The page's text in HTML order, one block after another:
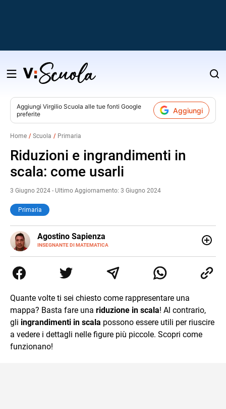
Salta
contenuto
Aggiungi Virgilio Scuola alle tue fonti Google
preferite
Aggiungi
Home Scuola Primaria
Riduzioni e ingrandimenti in
scala: come usarli
3 Giugno 2024 - Ultimo Aggiornamento: 3 Giugno 2024
Primaria
Agostino Sapienza
INSEGNANTE DI MATEMATICA
E-
MAIL
LINKEDIN
Tommaso Gulli. Ho conseguito la laurea triennale in
Relazioni Internazionali a Messina e in Economia
commercialisti sono stato chiamato per una supplenza
covid nella classe di insegnamento A47. Ho poi
conseguito l'abilitazione a Trieste nel sostegno e sono
entrato di ruolo nel 2023
Quante volte ti sei chiesto come rappresentare una
mappa? Basta fare una riduzione in scala! Al contrario,
gli ingrandimenti in scala possono essere utili per riuscire
a vedere i dettagli nelle figure più piccole. Scopri come
funzionano!